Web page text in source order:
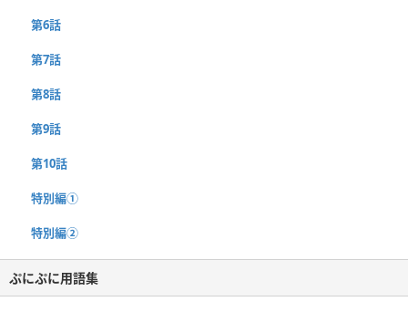
第6話
第7話
第8話
第9話
第10話
特別編①
特別編②
ぷにぷに用語集